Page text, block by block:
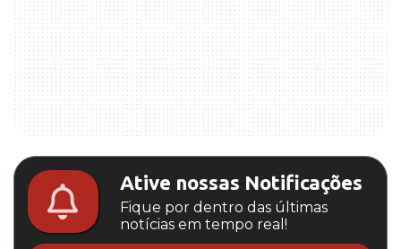
Ative nossas Notificações
Fique por dentro das últimas
notícias em tempo real!